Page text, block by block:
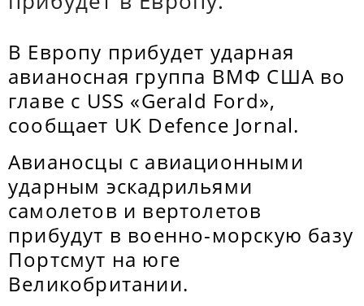
В Европу прибудет ударная
авианосная группа ВМФ США во
главе с USS «Gerald Ford»,
сообщает UK Defence Jornal.
Авианосцы с авиационными
ударным эскадрильями
самолетов и вертолетов
прибудут в военно-морскую базу
Портсмут на юге
Великобритании.